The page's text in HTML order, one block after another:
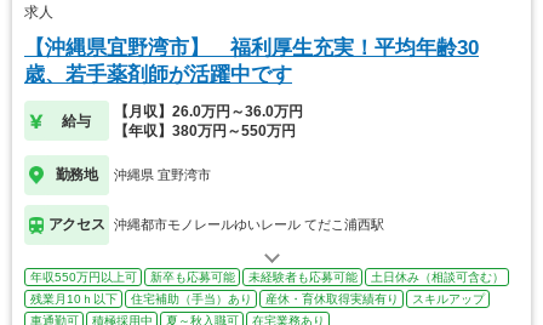
求人
【沖縄県宜野湾市】 福利厚生充実！平均年齢30
歳、若手薬剤師が活躍中です
給与
【月収】26.0万円～36.0万円
【年収】380万円～550万円
勤務地 沖縄県 宜野湾市
アクセス 沖縄都市モノレールゆいレール てだこ浦西駅
年収550万円以上可 新卒も応募可能 未経験者も応募可能
土日休み（相談可含む）
残業月10ｈ以下
住宅補助（手当）あり 産休・育休取得実績有り
スキルアップ
車通勤可
積極採用中 夏～秋入職可 在宅業務あり